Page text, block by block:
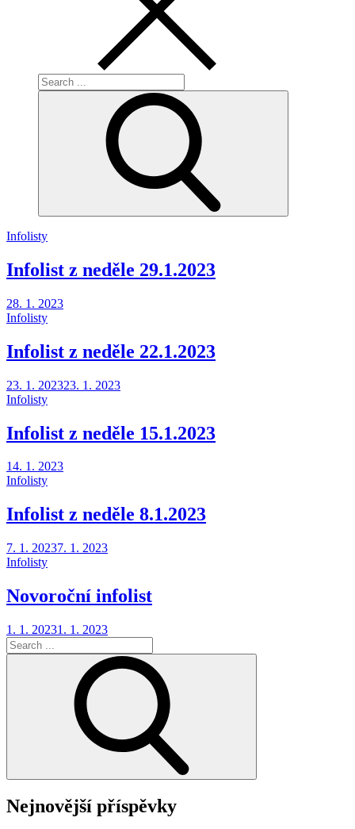
Search
for:
Infolisty
Infolist z neděle 29.1.2023
Posted
on
28. 1. 2023
Infolisty
Infolist z neděle 22.1.2023
Posted
on
23. 1. 202323. 1. 2023
Infolisty
Infolist z neděle 15.1.2023
Posted
on
14. 1. 2023
Infolisty
Infolist z neděle 8.1.2023
Posted
on
7. 1. 20237. 1. 2023
Infolisty
Novoroční infolist
Posted
on
1. 1. 20231. 1. 2023
Search
for:
Nejnovější příspěvky